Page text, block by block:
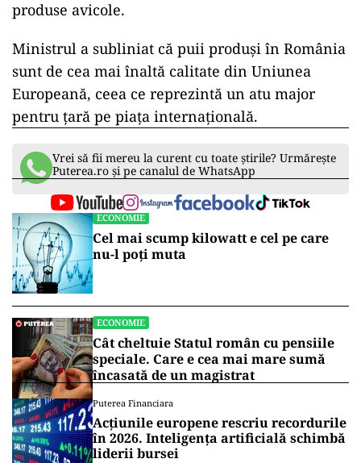
produse avicole.
Ministrul a subliniat că puii produși în România
sunt de cea mai înaltă calitate din Uniunea
Europeană, ceea ce reprezintă un atu major
pentru țară pe piața internațională.
Vrei să fii mereu la curent cu toate știrile? Urmărește
Puterea.ro și pe canalul de WhatsApp
ECONOMIE
Cel mai scump kilowatt e cel pe care
nu-l poți muta
ECONOMIE
Cât cheltuie Statul român cu pensiile
speciale. Care e cea mai mare sumă
încasată de un magistrat
Puterea Financiara
Acțiunile europene rescriu recordurile
în 2026. Inteligența artificială schimbă
liderii bursei